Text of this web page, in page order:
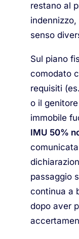
restano al
senso
Sul piano
comodato
requisiti
o il
immobile
IMU 50%
passaggio
continua a
dopo aver